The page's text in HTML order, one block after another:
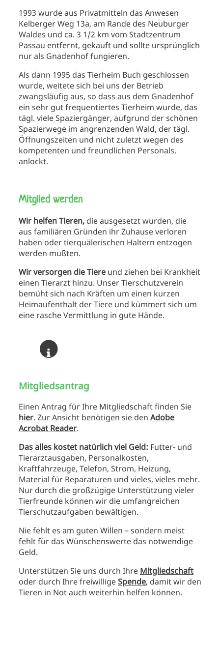
1993 wurde aus Privatmitteln das Anwesen
Kelberger Weg 13a, am Rande des Neuburger
Waldes und ca. 3 1/2 km vom Stadtzentrum
Passau entfernt, gekauft und sollte ursprünglich
nur als Gnadenhof fungieren.
Als dann 1995 das Tierheim Buch geschlossen
wurde, weitete sich bei uns der Betrieb
zwangsläufig aus, so dass aus dem Gnadenhof
ein sehr gut frequentiertes Tierheim wurde, das
tägl. viele Spaziergänger, aufgrund der schönen
Spazierwege im angrenzenden Wald, der tägl.
Öffnungszeiten und nicht zuletzt wegen des
kompetenten und freundlichen Personals,
anlockt.
Mitglied werden
Wir helfen Tieren, die ausgesetzt wurden, die
aus familiären Gründen ihr Zuhause verloren
haben oder tierquälerischen Haltern entzogen
werden mußten.
Wir versorgen die Tiere und ziehen bei Krankheit
einen Tierarzt hinzu. Unser Tierschutzverein
bemüht sich nach Kräften um einen kurzen
Heimaufenthalt der Tiere und kümmert sich um
eine rasche Vermittlung in gute Hände.
Mitgliedsantrag
Einen Antrag für Ihre Mitgliedschaft finden Sie
hier. Zur Ansicht benötigen sie den Adobe
Acrobat Reader.
Das alles kostet natürlich viel Geld: Futter- und
Tierarztausgaben, Personalkosten,
Kraftfahrzeuge, Telefon, Strom, Heizung,
Material für Reparaturen und vieles, vieles mehr.
Nur durch die großzügige Unterstützung vieler
Tierfreunde können wir die umfangreichen
Tierschutzaufgaben bewältigen.
Nie fehlt es am guten Willen – sondern meist
fehlt für das Wünschenswerte das notwendige
Geld.
Unterstützen Sie uns durch Ihre Mitgliedschaft
oder durch Ihre freiwilligeSpende, damit wir den
Tieren in Not auch weiterhin helfen können.